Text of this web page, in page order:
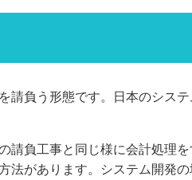
負う形態です。日本のシス
請負工事と同じ様に会計処理
法があります。システム開発